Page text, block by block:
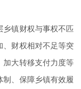
镇财权与事权不匹
、财权相对不足等突
加大转移支付力度等
制、保障乡镇有效履